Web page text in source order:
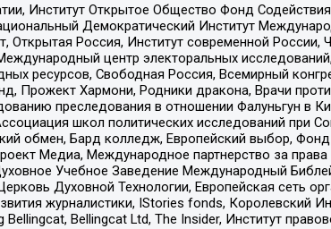
Институт Открытое Общество Фонд
Демократический Институт
Россия, Институт современной России,
центр электоральных
ресурсов, Свободная Россия, Всемирный
Прожект Хармони, Родники дракона, Врачи
преследования в отношении Фалуньгун в
школ политических исследований при
обмен, Бард колледж, Европейский выбор,
Медиа, Международное партнерство за права
Учебное Заведение Международный
Духовной Технологии, Европейская сеть
журналистики, IStories fonds,
Bellingcat Ltd, The Insider, Институт